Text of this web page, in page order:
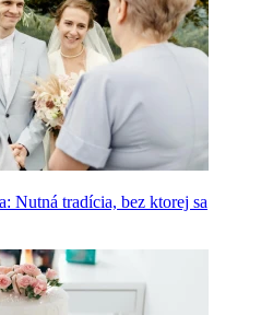
Nutná tradícia, bez ktorej sa